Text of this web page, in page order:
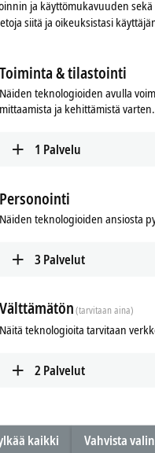
ja lue
Days,
for current and future
ja käyttömukavuuden
siitä ja oikeuksistasi
Toiminta & tilastointi
Näiden teknologioiden avulla
mittaamista ja kehittämistä varten.
1 Palvelu
Personointi
Näiden teknologioiden ansiosta
3 Palvelut
Välttämätön(tarvitaan aina)
Näitä teknologioita tarvitaan
2 Palvelut
kaikki Vahvista